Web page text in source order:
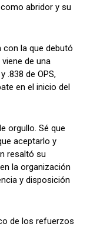
abridor y su
con la que debutó
de una
.838 de OPS,
en el inicio del
orgullo. Sé que
aceptarlo y
resaltó su
la organización
y disposición
de los refuerzos